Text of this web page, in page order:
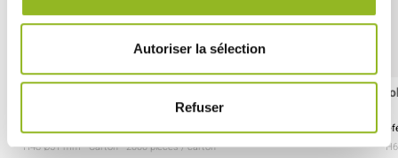
Autoriser la sélection
Refuser
Référence :GU15050
- H48 Ø51 mm- Carton- 2000 pièces / carton
-